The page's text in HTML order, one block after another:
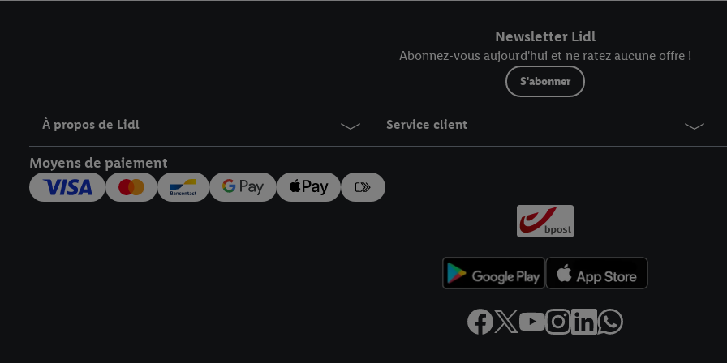
Newsletter Lidl
Abonnez-vous aujourd'hui et ne ratez aucune offre !
S'abonner
À propos de Lidl Service client
Moyens de paiement